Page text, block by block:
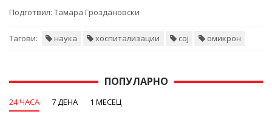
Подготвил: Тамара Гроздановски
Тагови: наука хоспитализации сој омикрон
ПОПУЛАРНО
24 ЧАСА 7 ДЕНА 1 МЕСЕЦ